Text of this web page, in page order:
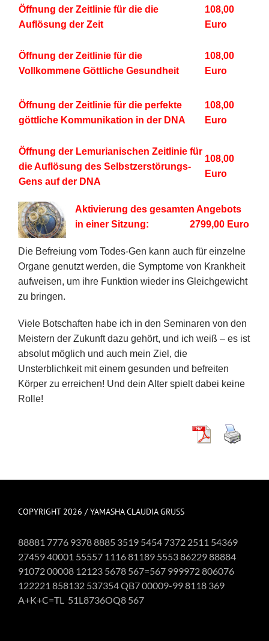
Öffnung der Zeitlinie für die die
Auflösung der Zeit
108,00
Euro
Öffnung der Zeitlinie für die
Vollkommene Göttliche Gesundheit
108,00
Euro
Öffnung der Zeitlinie für die perfekte
göttliche Kommunikation in der DNA
108,00
Euro
Öffnung der Lemurianischen Zeitlinie für
die Auflösung des Selbstzerstörungs-
Gens auf der DNA
108,00
Euro
Aktivierung des gesamten Angebots
in einer Sitzung: 2799,00 Euro
Die Befreiung vom Todes-Gen kann auch für einzelne
Organe genutzt werden, die Symptome von Krankheit
aufweisen, um ihre Funktion wieder ins Gleichgewicht
zu bringen.
Viele Botschaften habe ich in den Seminaren von den
Meistern der Zukunft dazu gehört, und ich weiß – es ist
absolut möglich und auch mein Ziel, die
Unsterblichkeit mit einem gesunden und befreiten
Körper zu erreichen! Und dein Alter spielt dabei keine
Rolle!
COPYRIGHT 2026 / YAMASHA CLAUDIA GRUSS
88881 7776 9378 8885 3519 5454 7372 2511 54369
27459 40001 55557 1116 81189 5553 86229 88884
91072 00008 12123 5678 567=567 999972 806076
122221 858132 537354 QB7 00009-99 8118 369
A+K+C=TL 51L8736OQ8 567